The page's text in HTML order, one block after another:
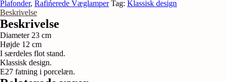
plafond
i
hvid
opalglas
fra
1960.
Ø22.
Porcelæn,
metal
Plafonder, Rafińerede Væglamper Tag: Klassisk design
Beskrivelse
Beskrivelse
Diameter 23 cm
Højde 12 cm
I særdeles flot stand.
Klassisk design.
E27 fatning i porcelæn.